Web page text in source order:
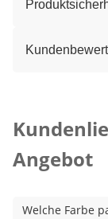
Angebot
Welche Farbe